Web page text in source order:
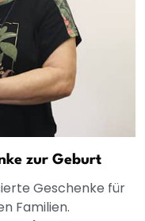
zur Geburt
Geschenke für
Familien.